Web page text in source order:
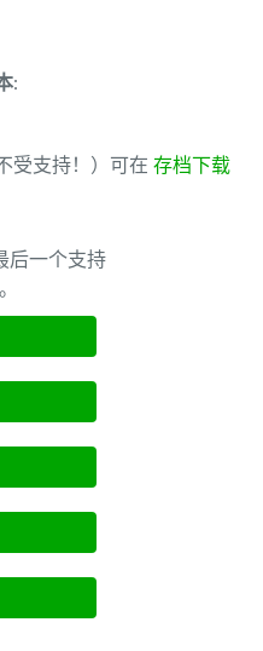
:
受支持！）可在 存档下载
后一个支持
。